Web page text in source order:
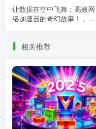
让数据在空中飞舞：高效网
络加速器的奇幻故事！，网
相关推荐